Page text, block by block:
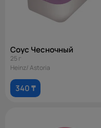
Соус Чесночный
25 г
Heinz/ Astoria
340 ₸